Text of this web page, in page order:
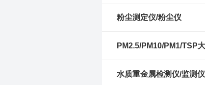
粉尘测定仪/粉尘仪
水质重金属检测仪/监测仪